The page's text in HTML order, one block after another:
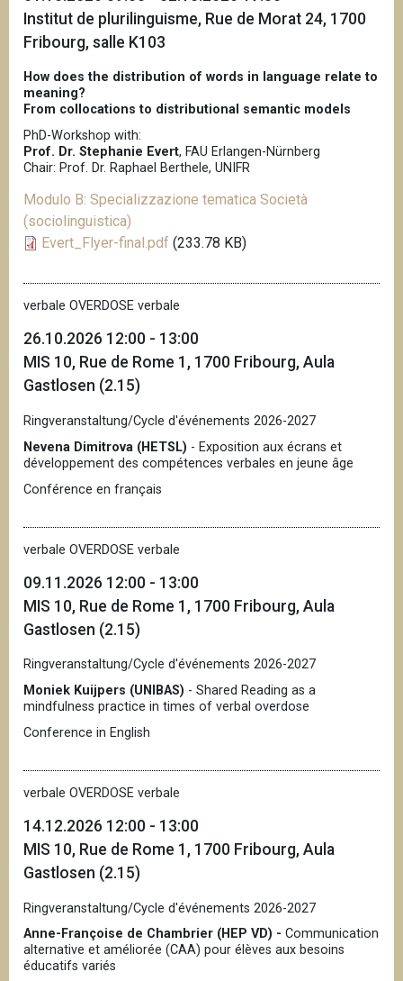
Institut de plurilinguisme, Rue de Morat 24, 1700
Fribourg, salle K103
How does the distribution of words in language relate to
meaning?
From collocations to distributional semantic models
PhD-Workshop with:
Prof. Dr. Stephanie Evert, FAU Erlangen-Nürnberg
Chair: Prof. Dr. Raphael Berthele, UNIFR
Modulo B: Specializzazione tematica Società
(sociolinguistica)
Evert_Flyer-final.pdf (233.78 KB)
verbale OVERDOSE verbale
26.10.2026 12:00 - 13:00
MIS 10, Rue de Rome 1, 1700 Fribourg, Aula
Gastlosen (2.15)
Ringveranstaltung/Cycle d'événements 2026-2027
Nevena Dimitrova (HETSL) - Exposition aux écrans et
développement des compétences verbales en jeune âge
Conférence en français
verbale OVERDOSE verbale
09.11.2026 12:00 - 13:00
MIS 10, Rue de Rome 1, 1700 Fribourg, Aula
Gastlosen (2.15)
Ringveranstaltung/Cycle d'événements 2026-2027
Moniek Kuijpers (UNIBAS) - Shared Reading as a
mindfulness practice in times of verbal overdose
Conference in English
verbale OVERDOSE verbale
14.12.2026 12:00 - 13:00
MIS 10, Rue de Rome 1, 1700 Fribourg, Aula
Gastlosen (2.15)
Ringveranstaltung/Cycle d'événements 2026-2027
Anne-Françoise de Chambrier (HEP VD) - Communication
alternative et améliorée (CAA) pour élèves aux besoins
éducatifs variés